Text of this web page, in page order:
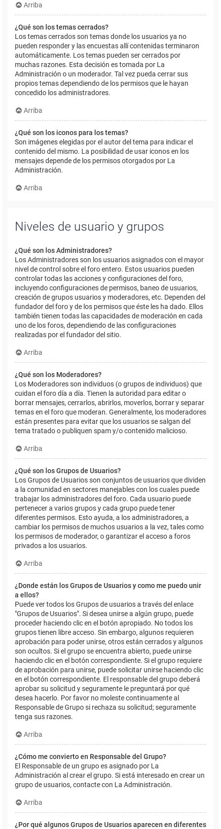
Arriba
¿Qué son los temas cerrados?
Los temas cerrados son temas donde los usuarios ya no
pueden responder y las encuestas allí contenidas terminaron
automáticamente. Los temas pueden ser cerrados por
muchas razones. Esta decisión es tomada por La
Administración o un moderador. Tal vez pueda cerrar sus
propios temas dependiendo de los permisos que le hayan
concedido los administradores.
Arriba
¿Qué son los iconos para los temas?
Son imágenes elegidas por el autor del tema para indicar el
contenido del mismo. La posibilidad de usar iconos en los
mensajes depende de los permisos otorgados por La
Administración.
Arriba
Niveles de usuario y grupos
¿Qué son los Administradores?
Los Administradores son los usuarios asignados con el mayor
nivel de control sobre el foro entero. Estos usuarios pueden
controlar todas las acciones y configuraciones del foro,
incluyendo configuraciones de permisos, baneo de usuarios,
creación de grupos usuarios y moderadores, etc. Dependen del
fundador del foro y de los permisos que éste les ha dado. Ellos
también tienen todas las capacidades de moderación en cada
uno de los foros, dependiendo de las configuraciones
realizadas por el fundador del sitio.
Arriba
¿Qué son los Moderadores?
Los Moderadores son individuos (o grupos de individuos) que
cuidan el foro día a día. Tienen la autoridad para editar o
borrar mensajes, cerrarlos, abrirlos, moverlos, borrar y separar
temas en el foro que moderan. Generalmente, los moderadores
están presentes para evitar que los usuarios se salgan del
tema tratado o publiquen spam y/o contenido malicioso.
Arriba
¿Qué son los Grupos de Usuarios?
Los Grupos de Usuarios son conjuntos de usuarios que dividen
a la comunidad en sectores manejables con los cuales puede
trabajar los administradores del foro. Cada usuario puede
pertenecer a varios grupos y cada grupo puede tener
diferentes permisos. Esto ayuda, a los administradores, a
cambiar los permisos de muchos usuarios a la vez, tales como
los permisos de moderador, o garantizar el acceso a foros
privados a los usuarios.
Arriba
¿Donde están los Grupos de Usuarios y como me puedo unir
a ellos?
Puede ver todos los Grupos de usuarios a través del enlace
"Grupos de Usuarios". Si desea unirse a algún grupo, puede
proceder haciendo clic en el botón apropiado. No todos los
grupos tienen libre acceso. Sin embargo, algunos requieren
aprobación para poder unirse, otros están cerrados y algunos
son ocultos. Si el grupo se encuentra abierto, puede unirse
haciendo clic en el botón correspondiente. Si el grupo requiere
de aprobación para unirse, puede solicitar unirse haciendo clic
en el botón correspondiente. El responsable del grupo deberá
aprobar su solicitud y seguramente le preguntará por qué
desea hacerlo. Por favor no moleste continuamente al
Responsable de Grupo si rechaza su solicitud; seguramente
tenga sus razones.
Arriba
¿Cómo me convierto en Responsable del Grupo?
El Responsable de un grupo es asignado por La
Administración al crear el grupo. Si está interesado en crear un
grupo de usuarios, contacte con La Administración.
Arriba
¿Por qué algunos Grupos de Usuarios aparecen en diferentes